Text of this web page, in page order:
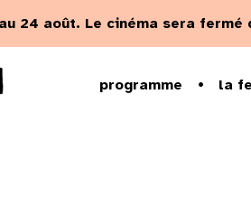
24 août. Le cinéma sera fermé
programme la